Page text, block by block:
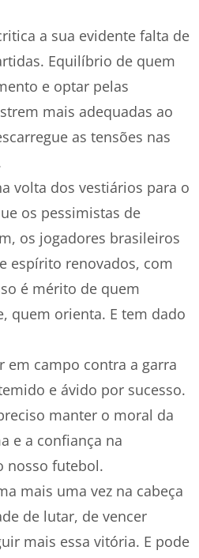
a sua evidente falta de
Equilíbrio de quem
e optar pelas
mais adequadas ao
as tensões nas
volta dos vestiários para o
os pessimistas de
os jogadores brasileiros
espírito renovados, com
é mérito de quem
quem orienta. E tem dado
em campo contra a garra
e ávido por sucesso.
manter o moral da
e a confiança na
nosso futebol.
mais uma vez na cabeça
de lutar, de vencer
mais essa vitória. E pode